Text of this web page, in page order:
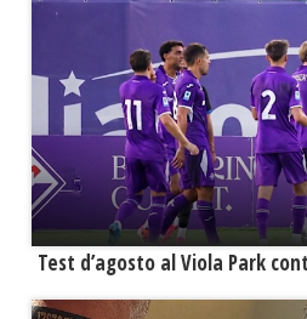
Test d’agosto al Viola Park